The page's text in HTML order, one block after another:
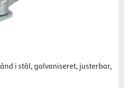
i stål, galvaniseret, justerbar,